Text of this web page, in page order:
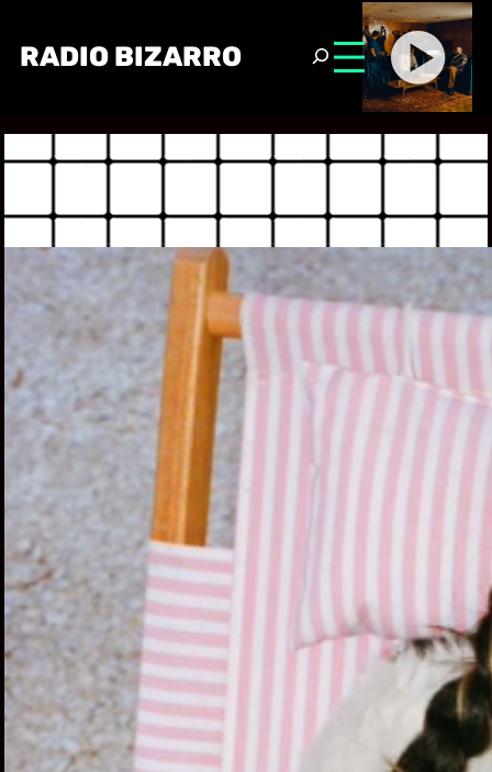
RADIO BIZARRO